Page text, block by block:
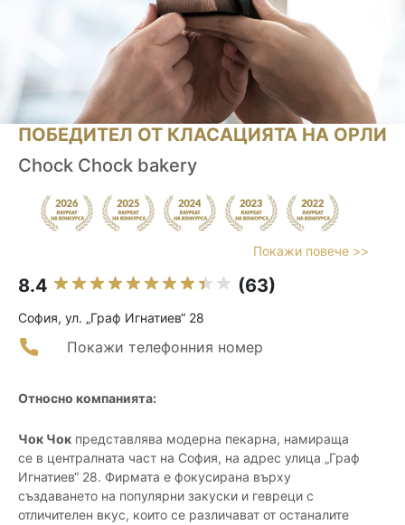
ПОБЕДИТЕЛ ОТ КЛАСАЦИЯТА НА ОРЛИ
Chock Chock bakery
Покажи повече >>
8.4 (63)
София, ул. „Граф Игнатиев“ 28
Покажи телефонния номер
Относно компанията:
Чок Чок представлява модерна пекарна, намираща
се в централната част на София, на адрес улица „Граф
Игнатиев“ 28. Фирмата е фокусирана върху
създаването на популярни закуски и гевреци с
отличителен вкус, които се различават от останалите